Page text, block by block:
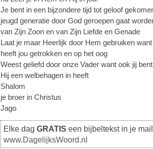
Je bent in een bijzondere tijd tot geloof
jeugd generatie door God geroepen gaat
van Zijn Zoon en van Zijn Liefde en Genade
Laat je maar Heerlijk door Hem gebruiken
heeft jou getrokken en op het oog
Weest geliefd door onze Vader want ook jij
Hij een welbehagen in heeft
Shalom
je broer in Christus
Jago
Elke dag GRATIS een bijbeltekst in je
www.DagelijksWoord.nl